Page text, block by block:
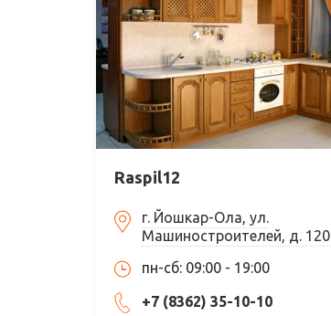
Raspil12
г. Йошкар-Ола, ул.
Машиностроителей, д. 120
пн-сб: 09:00 - 19:00
+7 (8362) 35-10-10